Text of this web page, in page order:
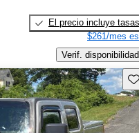
El precio incluye tasas
$261/mes
Verif. disponibilidad